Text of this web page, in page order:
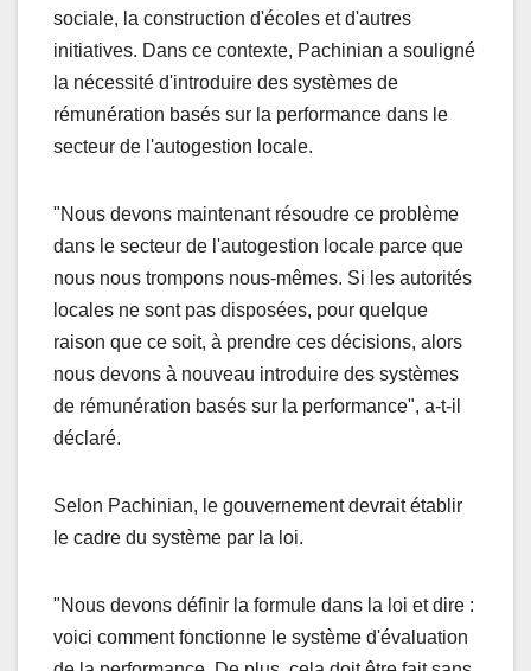
sociale, la construction d'écoles et d'autres
initiatives. Dans ce contexte, Pachinian a souligné
la nécessité d'introduire des systèmes de
rémunération basés sur la performance dans le
secteur de l'autogestion locale.
"Nous devons maintenant résoudre ce problème
dans le secteur de l'autogestion locale parce que
nous nous trompons nous-mêmes. Si les autorités
locales ne sont pas disposées, pour quelque
raison que ce soit, à prendre ces décisions, alors
nous devons à nouveau introduire des systèmes
de rémunération basés sur la performance", a-t-il
déclaré.
Selon Pachinian, le gouvernement devrait établir
le cadre du système par la loi.
"Nous devons définir la formule dans la loi et dire :
voici comment fonctionne le système d'évaluation